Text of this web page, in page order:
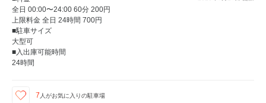
全日 00:00〜24:00 60分 200円
上限料金 全日 24時間 700円
■駐車サイズ
大型可
■入出庫可能時間
24時間
7 人がお気に入りの駐車場